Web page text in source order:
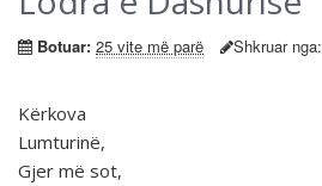
Botuar: 25 vite më parë Shkruar nga:
Kërkova
Lumturinë,
Gjer më sot,